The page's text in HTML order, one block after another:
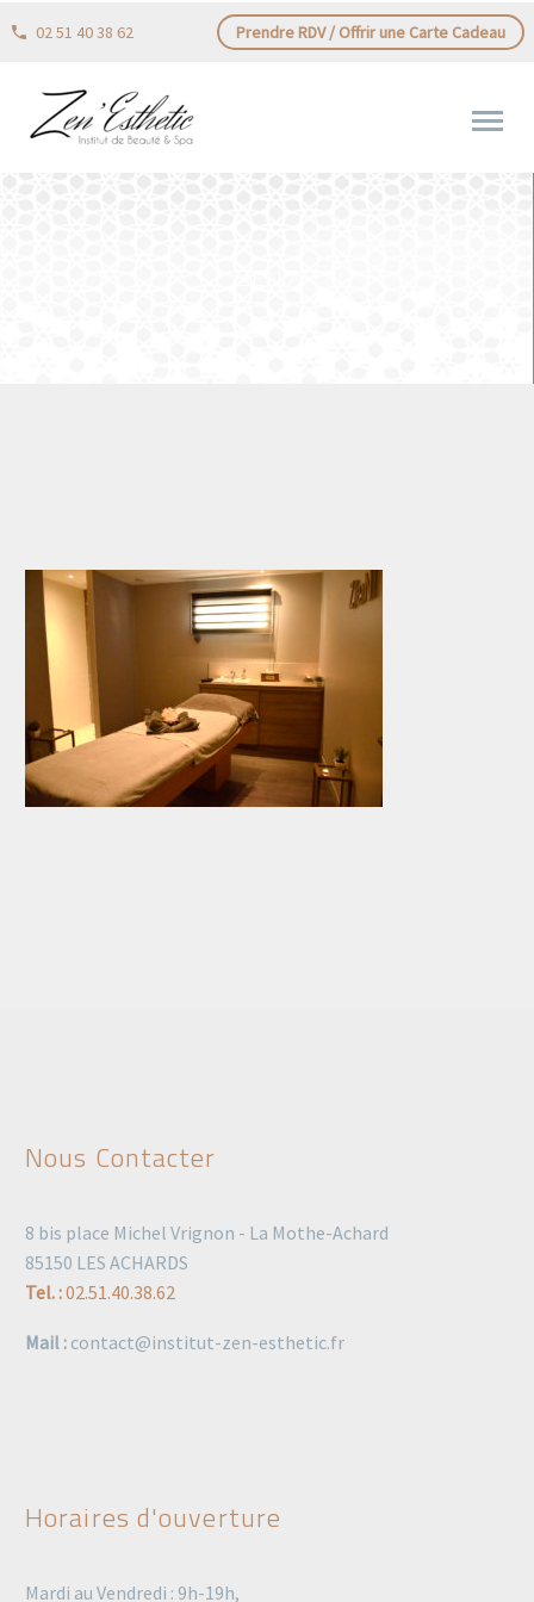
02 51 40 38 62 Prendre RDV / Offrir une Carte Cadeau
Nous Contacter
8 bis place Michel Vrignon - La Mothe-Achard
85150 LES ACHARDS
Tel. :02.51.40.38.62
Mail : contact@institut-zen-esthetic.fr
Horaires d'ouverture
Mardi au Vendredi : 9h-19h,